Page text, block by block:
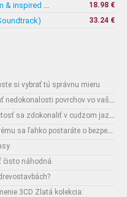
Bridget Jones's Diary 2 (Music from & inspired by The Motion Picture)
18.98 €
33.24 €
si vybrať tú správnu mieru
Interesante: Ako jednoducho zamaskovať nedokonalosti povrchov vo vašom interiéri
Interesante: Máte ne-opakovateľnú príležitosť sa zdokonaliť v cudzom jazyku
Interesante: Unikátny spôsob, vďaka ktorému sa ľahko postaráte o bezpečnosť vašich zásielok
čisto náhodná.
3CD Zlatá kolekcia: